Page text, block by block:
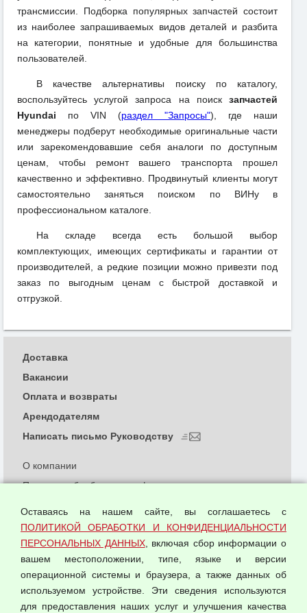
трансмиссии. Подборка популярных запчастей состоит
из наиболее запрашиваемых видов деталей и разбита
на категории, понятные и удобные для большинства
пользователей.
В качестве альтернативы поиску по каталогу,
воспользуйтесь услугой запроса на поиск запчастей
Hyundai по VIN (раздел "Запросы"), где наши
менеджеры подберут необходимые оригинальные части
или зарекомендовавшие себя аналоги по доступным
ценам, чтобы ремонт вашего транспорта прошел
качественно и эффективно. Продвинутый клиенты могут
самостоятельно заняться поиском по ВИНу в
профессиональном каталоге.
На складе всегда есть большой выбор
комплектующих, имеющих сертификаты и гарантии от
производителей, а редкие позиции можно привезти под
заказ по выгодным ценам с быстрой доставкой и
отгрузкой.
О компании
Политика обработки и конфиденциальности
Согласием на обработку персональных данных
Оферта оптовой купли-продажи
Публичная оферта
Доставка
Вакансии
Оплата и возвраты
Арендодателям
Написать письмо Руководству
Оставаясь на нашем сайте, вы соглашаетесь с
ПОЛИТИКОЙ ОБРАБОТКИ И КОНФИДЕНЦИАЛЬНОСТИ
ПЕРСОНАЛЬНЫХ ДАННЫХ, включая сбор информации о
вашем местоположении, типе, языке и версии
операционной системы и браузера, а также данных об
используемом устройстве. Эти сведения используются
для предоставления наших услуг и улучшения качества